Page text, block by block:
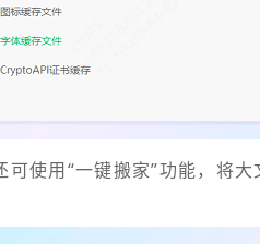
使用“一键搬家”功能，将